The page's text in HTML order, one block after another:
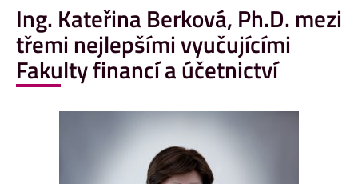
Ing. Kateřina Berková, Ph.D. mezi
třemi nejlepšími vyučujícími
Fakulty financí a účetnictví